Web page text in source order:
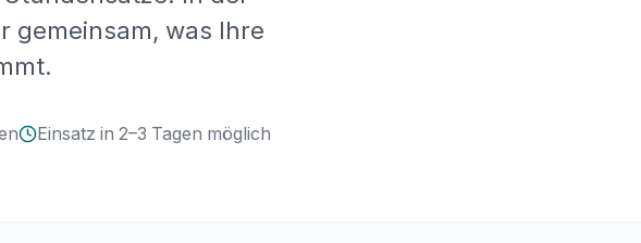
gemeinsam, was Ihre
Einsatz in 2–3 Tagen möglich